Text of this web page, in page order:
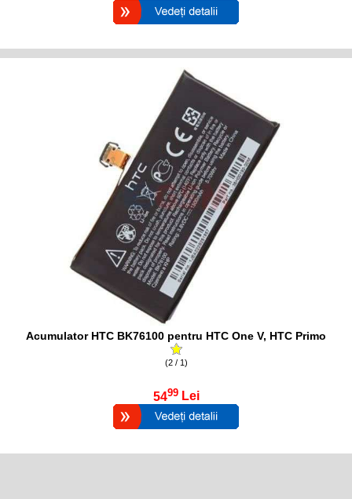
Acumulator HTC BK76100 pentru HTC One V, HTC Primo
(2 / 1)
5499 Lei